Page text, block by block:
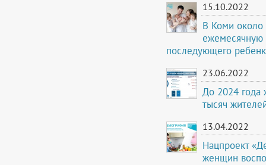
15.10.2022
В Коми около
ежемесячную
последующего
23.06.2022
До 2024 года
тысяч
13.04.2022
Нацпроект
женщин